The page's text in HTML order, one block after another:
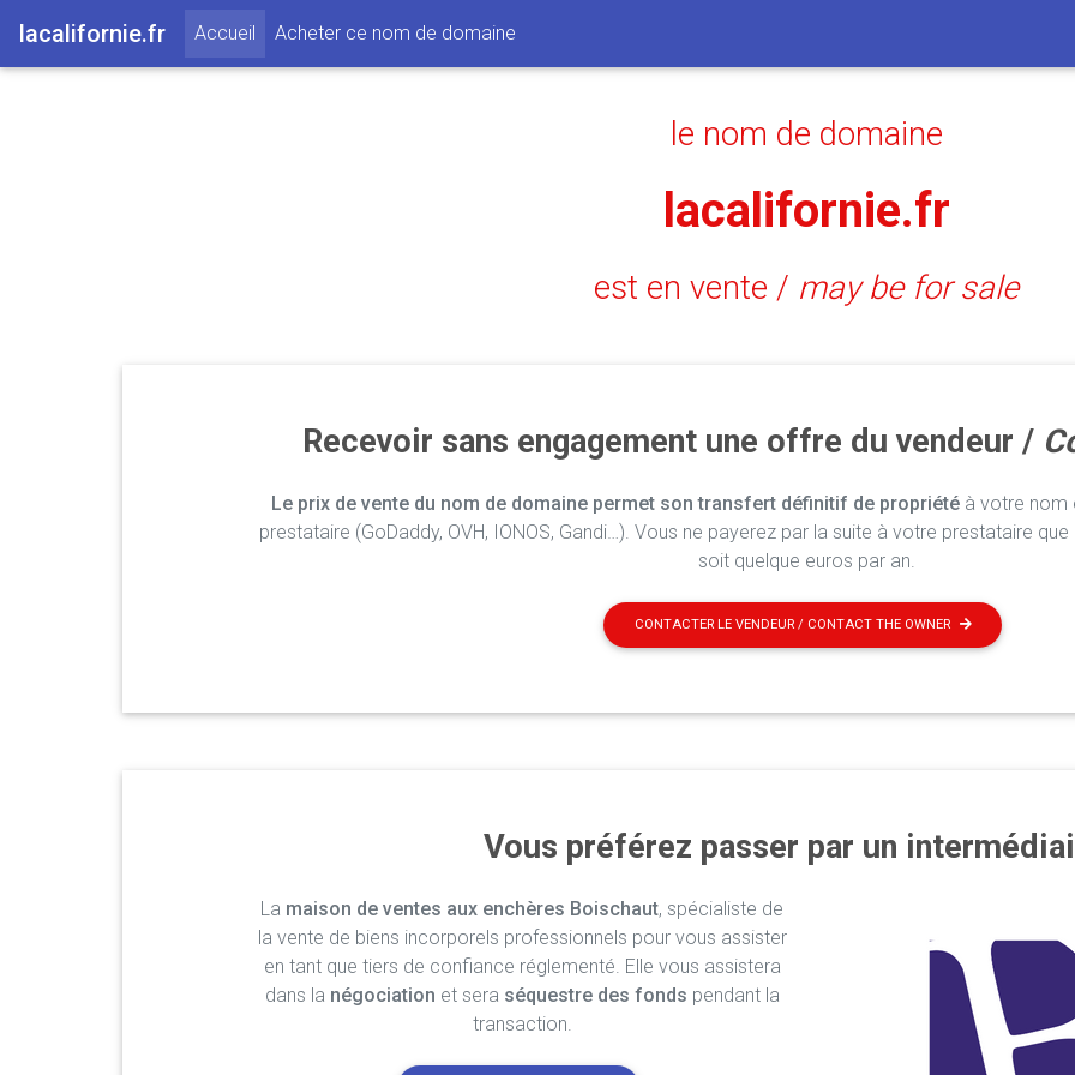
lacalifornie.fr Accueil (current)
Acheter ce nom de domaine
le nom de domaine
lacalifornie.fr
est en vente / may be for sale
Recevoir sans engagement une offre du vendeur /
Le prix de vente du nom de domaine permet son transfert définitif de propriétéà votre nom
prestataire (GoDaddy, OVH, IONOS, Gandi…). Vous ne payerez par la suite à votre prestataire
soit quelque euros par an.
CONTACTER LE VENDEUR / CONTACT THE OWNER
Vous préférez passer par un
La maison de ventes aux enchères Boischaut, spécialiste de
la vente de biens incorporels professionnels pour vous assister
en tant que tiers de confiance réglementé. Elle vous assistera
dans la négociation et sera séquestre des fonds pendant la
transaction.